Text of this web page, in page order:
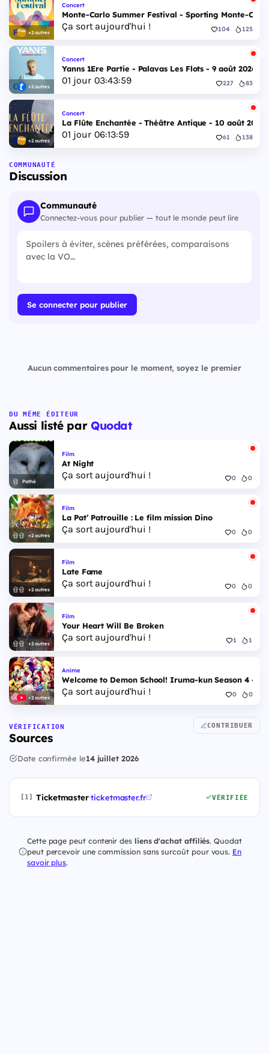
+2 autres
Concert
Monte-Carlo Summer Festival - Sporting Monte-
Ça sort aujourd'hui ! 104 125
+2 autres
Concert
Yanns 1Ere Partie - Palavas Les Flots - 9 août 2026
01 jour 03:43:58 227 83
+2 autres
Concert
La Flûte Enchantée - Théâtre Antique - 10 août 2026
01 jour 06:13:58 61 138
COMMUNAUTÉ
Discussion
Communauté
Connectez-vous pour publier — tout le monde peut lire
Se connecter pour publier
Aucun commentaires pour le moment, soyez le premier
DU MÊME ÉDITEUR
Aussi listé par Quodat
Pathé
Film
At Night
Ça sort aujourd'hui ! 0 0
+2 autres
Film
La Pat’ Patrouille : Le film mission Dino
Ça sort aujourd'hui ! 0 0
+2 autres
Film
Late Fame
Ça sort aujourd'hui ! 0 0
+2 autres
Film
Your Heart Will Be Broken
Ça sort aujourd'hui ! 1 1
+2 autres
Anime
Welcome to Demon School! Iruma-kun Season 4 -
Ça sort aujourd'hui ! 0 0
VÉRIFICATION
Sources
CONTRIBUER
Date confirmée le14 juillet 2026
[1] Ticketmaster·ticketmaster.fr VÉRIFIÉE
Cette page peut contenir des liens d'achat affiliés. Quodat
peut percevoir une commission sans surcoût pour vous. En
savoir plus.